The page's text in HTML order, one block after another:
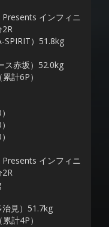
インフィニ
SPIRIT）51.8kg
ス赤坂）52.0kg
計6P）
インフィニ
見）51.7kg
計4P）